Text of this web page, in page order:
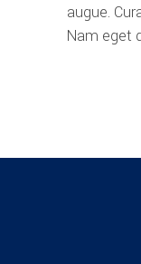
augue.
Nam eget